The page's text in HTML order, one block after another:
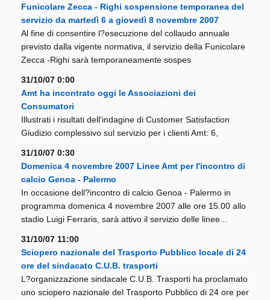
Funicolare Zecca - Righi sospensione temporanea del
servizio da martedì 6 a giovedì 8 novembre 2007
Al fine di consentire l?esecuzione del collaudo annuale
previsto dalla vigente normativa, il servizio della Funicolare
Zecca -Righi sarà temporaneamente sospes
31/10/07 0:00
Amt ha incontrato oggi le Associazioni dei
Consumatori
Illustrati i risultati dell'indagine di Customer Satisfaction
Giudizio complessivo sul servizio per i clienti Amt: 6,
31/10/07 0:30
Domenica 4 novembre 2007 Linee Amt per l'incontro di
calcio Genoa - Palermo
In occasione dell?incontro di calcio Genoa - Palermo in
programma domenica 4 novembre 2007 alle ore 15.00 allo
stadio Luigi Ferraris, sarà attivo il servizio delle linee...
31/10/07 11:00
Sciopero nazionale del Trasporto Pubblico locale di 24
ore del sindacato C.U.B. trasporti
L?organizzazione sindacale C.U.B. Trasporti ha proclamato
uno sciopero nazionale del Trasporto Pubblico di 24 ore per